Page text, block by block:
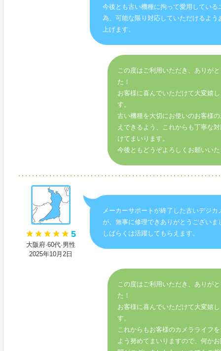
今後とも古い機種に拘って愛用している
為、可能な限り対応していただけるよう
上げます。
この度はご利用いただき、ありが
た！
お客様に喜んでいただけて大変嬉
す。
古い機種を大切にお使いのお客様
えできるよう、これからも丁寧な
けてまいります。
今後ともどうぞよろしくお願いい
5
大阪府·60代·男性
2025年10月2日
メーカーサポートが終了した古いデジカ
が、無事に修理できありがとうございま
しばらくは活躍してもらえます。
この度はご利用いただき、ありが
た！
お客様に喜んでいただけて大変嬉
す。
これからもお客様のカメラライフ
よう努めてまいりますので、何か